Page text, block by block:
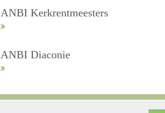
ANBI Kerkrentmeesters
ANBI Diaconie